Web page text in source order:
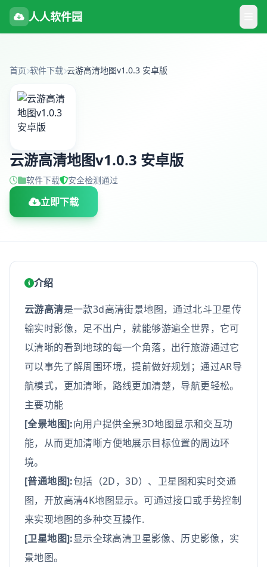
人人软件园
首页 软件下载 云游高清地图v1.0.3 安卓版
云游高清地图v1.0.3 安卓版
软件下载 安全检测通过
立即下载
介绍
云游高清是一款3d高清街景地图，通过北斗卫星传
输实时影像，足不出户，就能够游遍全世界，它可
以清晰的看到地球的每一个角落，出行旅游通过它
可以事先了解周围环境，提前做好规划；通过AR导
航模式，更加清晰，路线更加清楚，导航更轻松。
主要功能
[全景地图]:向用户提供全景3D地图显示和交互功
能，从而更加清晰方便地展示目标位置的周边环
境。
[普通地图]:包括（2D，3D）、卫星图和实时交通
图，开放高清4K地图显示。可通过接口或手势控制
来实现地图的多种交互操作.
[卫星地图]:显示全球高清卫星影像、历史影像，实
景地图。